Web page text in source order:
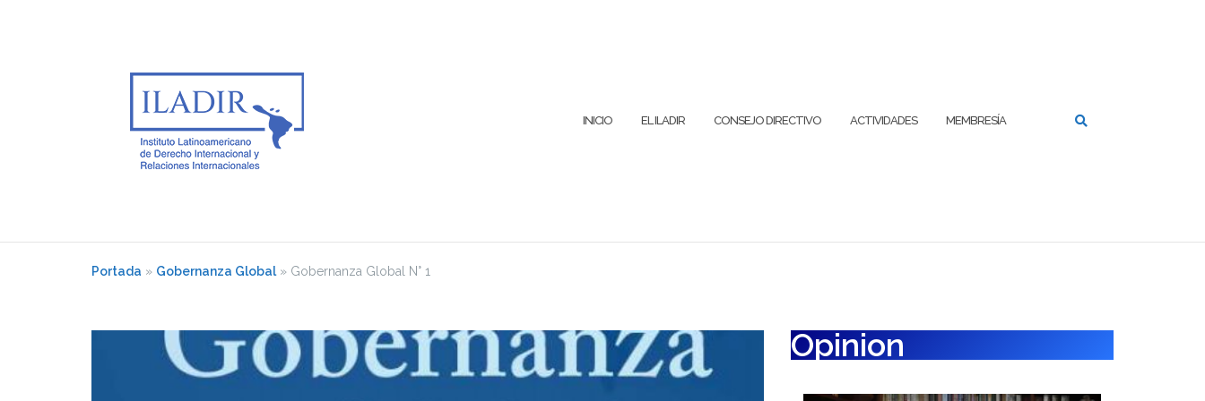
INICIO EL ILADIR CONSEJO DIRECTIVO ACTIVIDADES MEMBRESÍA
Portada » Gobernanza Global» Gobernanza Global N° 1
Opinion